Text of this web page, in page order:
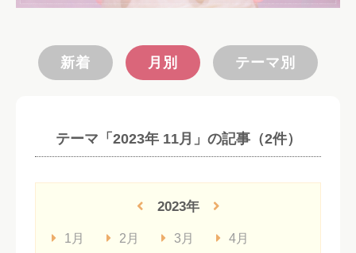
新着 月別 テーマ別
テーマ「2023年 11月」の記事（2件）
2023年
1月 2月 3月
4月